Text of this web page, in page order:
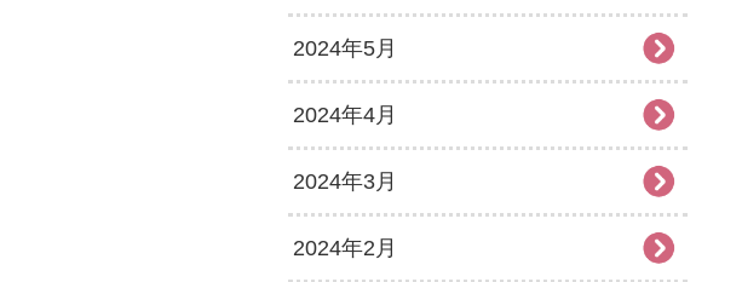
2024年5月
2024年4月
2024年3月
2024年2月